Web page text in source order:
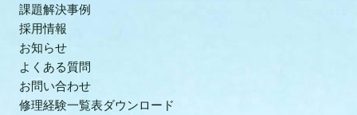
課題解決事例
採用情報
お知らせ
よくある質問
お問い合わせ
修理経験一覧表ダウンロード